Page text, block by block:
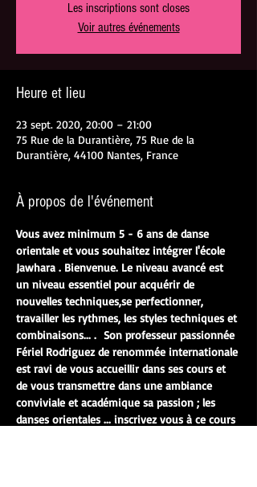
Les inscriptions sont closes
Voir autres événements
Heure et lieu
23 sept. 2020, 20:00 – 21:00
75 Rue de la Durantière, 75 Rue de la
Durantière, 44100 Nantes, France
À propos de l'événement
Vous avez minimum 5 - 6 ans de danse
orientale et vous souhaitez intégrer l'école
Jawhara . Bienvenue. Le niveau avancé est
un niveau essentiel pour acquérir de
nouvelles techniques,se perfectionner,
travailler les rythmes, les styles techniques et
combinaisons... .  Son professeur passionnée
Fériel Rodriguez de renommée internationale
est ravi de vous accueillir dans ses cours et
de vous transmettre dans une ambiance
conviviale et académique sa passion ; les
danses orientales ... inscrivez vous à ce cours